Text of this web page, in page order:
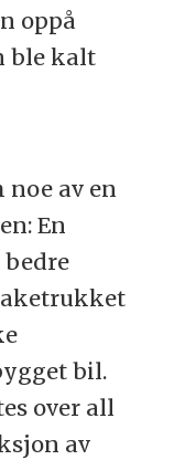
oppå
ble kalt
noe av en
En
bil.
over all
av